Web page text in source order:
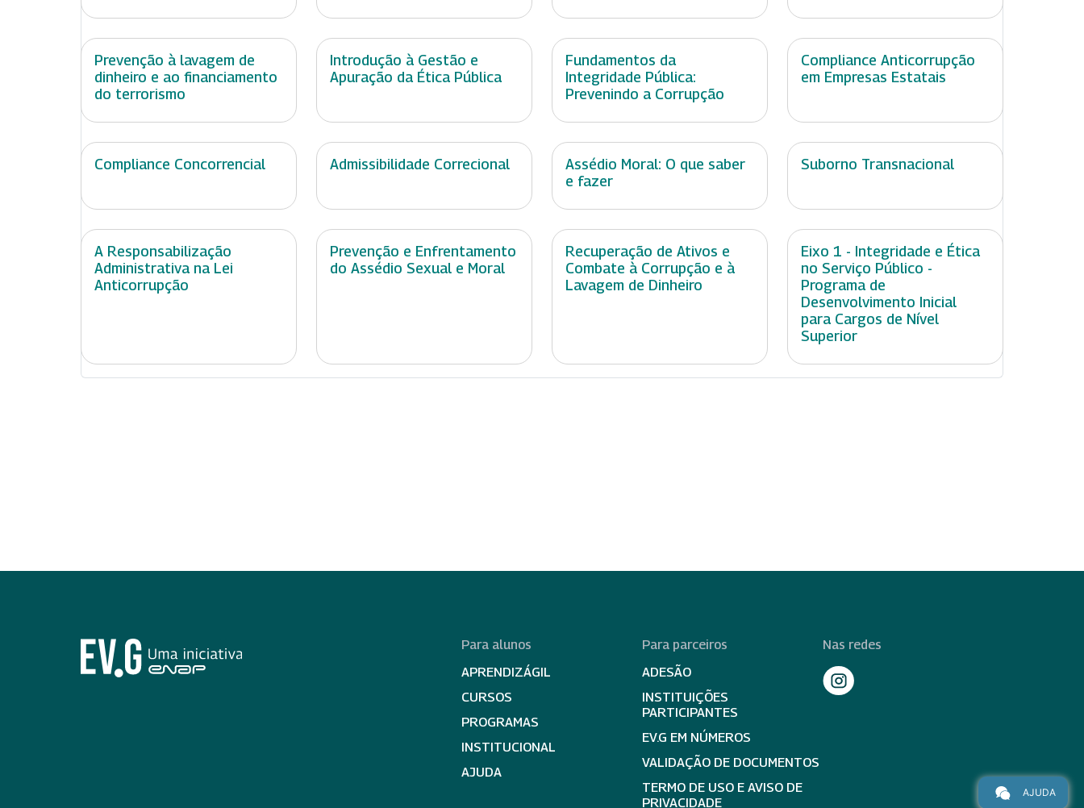
Prevenção à lavagem de
dinheiro e ao financiamento
do terrorismo
Introdução à Gestão e
Apuração da Ética Pública
Fundamentos da
Integridade Pública:
Prevenindo a Corrupção
Compliance Anticorrupção
em Empresas Estatais
Compliance Concorrencial Admissibilidade Correcional
Assédio Moral: O que saber
e fazer
Suborno Transnacional
A Responsabilização
Administrativa na Lei
Anticorrupção
Prevenção e Enfrentamento
do Assédio Sexual e Moral
Recuperação de Ativos e
Combate à Corrupção e à
Lavagem de Dinheiro
Eixo 1 - Integridade e Ética
no Serviço Público -
Programa de
Desenvolvimento Inicial
para Cargos de Nível
Superior
Para alunos
APRENDIZÁGIL
CURSOS
PROGRAMAS
INSTITUCIONAL
AJUDA
Para parceiros
ADESÃO
INSTITUIÇÕES
PARTICIPANTES
EV.G EM NÚMEROS
VALIDAÇÃO DE DOCUMENTOS
TERMO DE USO E AVISO DE
PRIVACIDADE
Nas redes
AJUDA